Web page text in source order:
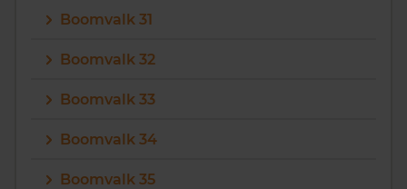
Boomvalk 31
Boomvalk 32
Boomvalk 33
Boomvalk 34
Boomvalk 35